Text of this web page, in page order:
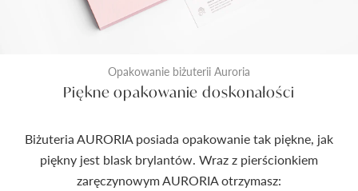
Opakowanie biżuterii Auroria
Piękne opakowanie doskonałości
Biżuteria AURORIA posiada opakowanie tak piękne, jak
piękny jest blask brylantów. Wraz z pierścionkiem
zaręczynowym AURORIA otrzymasz: